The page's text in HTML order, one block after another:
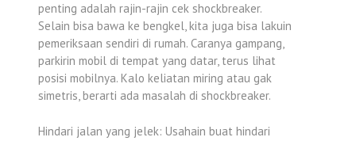
penting adalah rajin-rajin cek shockbreaker.
Selain bisa bawa ke bengkel, kita juga bisa lakuin
pemeriksaan sendiri di rumah. Caranya gampang,
parkirin mobil di tempat yang datar, terus lihat
posisi mobilnya. Kalo keliatan miring atau gak
simetris, berarti ada masalah di shockbreaker.
Hindari jalan yang jelek: Usahain buat hindari